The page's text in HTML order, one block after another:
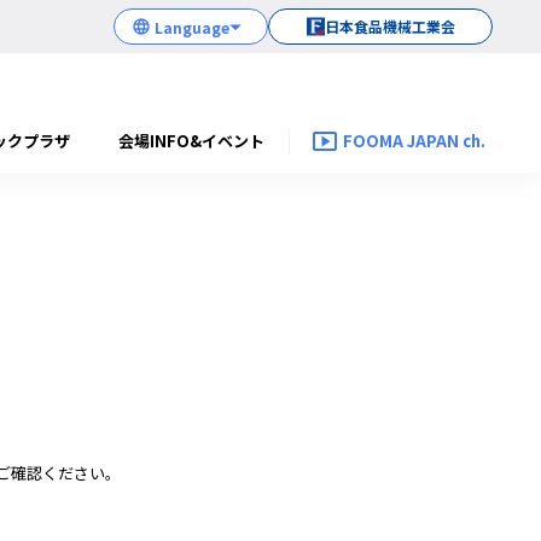
日本食品機械工業会
クプラザ 会場INFO&イベント FOOMA JAPAN ch.
認ください。